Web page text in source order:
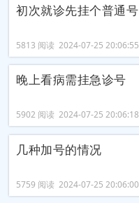
初次就诊先挂个普通号
5813 阅读 2024-07-25 20:06:55
晚上看病需挂急诊号
5902 阅读 2024-07-25 20:06:18
几种加号的情况
5759 阅读 2024-07-25 20:06:00